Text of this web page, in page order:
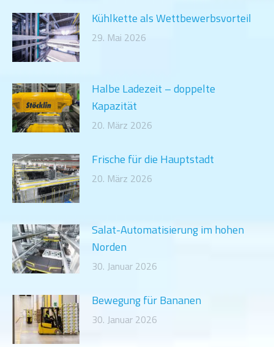
Kühlkette als Wettbewerbsvorteil
29. Mai 2026
Halbe Ladezeit – doppelte
Kapazität
20. März 2026
Frische für die Hauptstadt
20. März 2026
Salat-Automatisierung im hohen
Norden
30. Januar 2026
Bewegung für Bananen
30. Januar 2026